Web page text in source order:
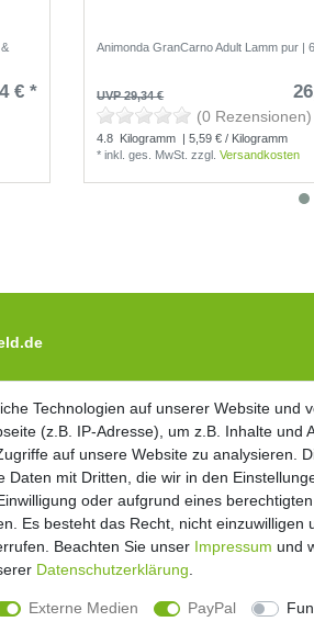
€ *
Animonda GranCarno Adult Lamm pur |
UVP 29,34 €
(0 Rezensionen)
4.8 Kilogramm | 5,59 € / Kilogramm
*inkl. ges. MwSt. zzgl.Versandkosten
Widerrufsrecht
Vertrag
Kontakt
Impressum
©
Technologien auf unserer Website und
(z.B. IP-Adresse), um z.B. Inhalte und
auf unsere Website zu analysieren.
Daten mit Dritten, die wir in den
oder aufgrund eines
Es besteht das Recht, nicht einzuwilligen
Beachten Sie unser Impressum und
Daten­schutz­erklärung
Externe Medien PayPal
Technologien auf unserer Website und
(z.B. IP-Adresse), um z.B. Inhalte und
auf unsere Website zu analysieren.
Daten mit Dritten, die wir in den
oder aufgrund eines
Es besteht das Recht, nicht einzuwilligen
Beachten Sie unser Impressum und
Daten­schutz­erklärung
Externe Medien PayPal